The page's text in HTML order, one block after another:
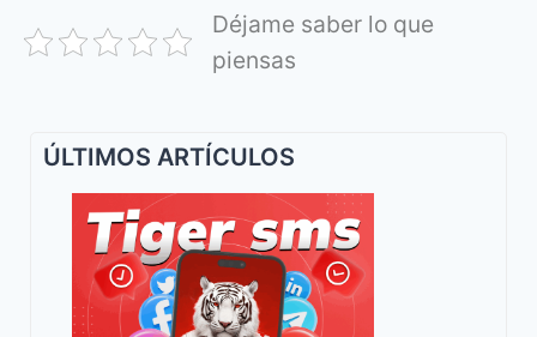
Déjame saber lo que
piensas
ÚLTIMOS ARTÍCULOS